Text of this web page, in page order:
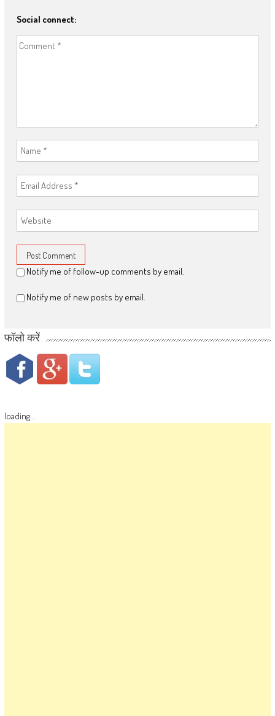
Social connect:
Notify me of follow-up comments by email.
Notify me of new posts by email.
फॉलो करें
loading...